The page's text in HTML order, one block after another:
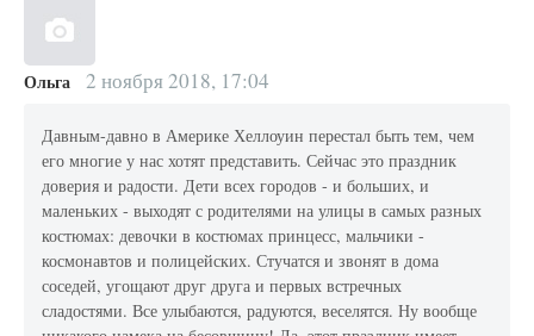
Ольга 2 ноября 2018, 17:04
Давным-давно в Америке Хеллоуин перестал быть тем, чем
его многие у нас хотят представить. Сейчас это праздник
доверия и радости. Дети всех городов - и больших, и
маленьких - выходят с родителями на улицы в самых разных
костюмах: девочки в костюмах принцесс, мальчики -
космонавтов и полицейских. Стучатся и звонят в дома
соседей, угощают друг друга и первых встречных
сладостями. Все улыбаются, радуются, веселятся. Ну вообще